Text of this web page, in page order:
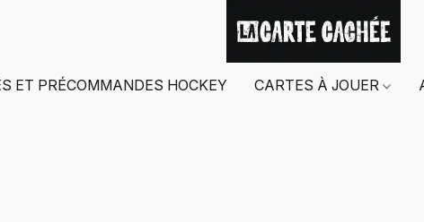
ET PRÉCOMMANDES HOCKEY CARTES À JOUER